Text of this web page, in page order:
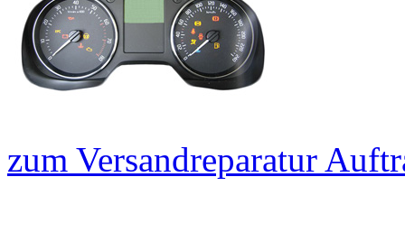
zum Versandreparatur